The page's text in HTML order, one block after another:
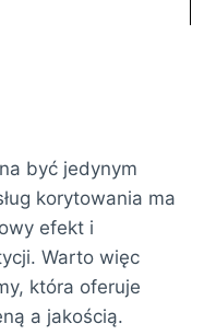
być jedynym
korytowania ma
efekt i
Warto więc
która oferuje
a jakością.